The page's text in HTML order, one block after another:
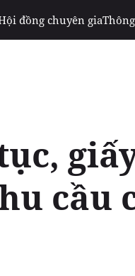
đồng chuyên gia
cầu